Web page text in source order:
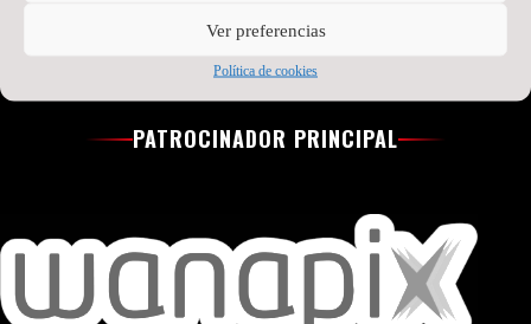
Ver preferencias
Política de cookies
PATROCINADOR PRINCIPAL